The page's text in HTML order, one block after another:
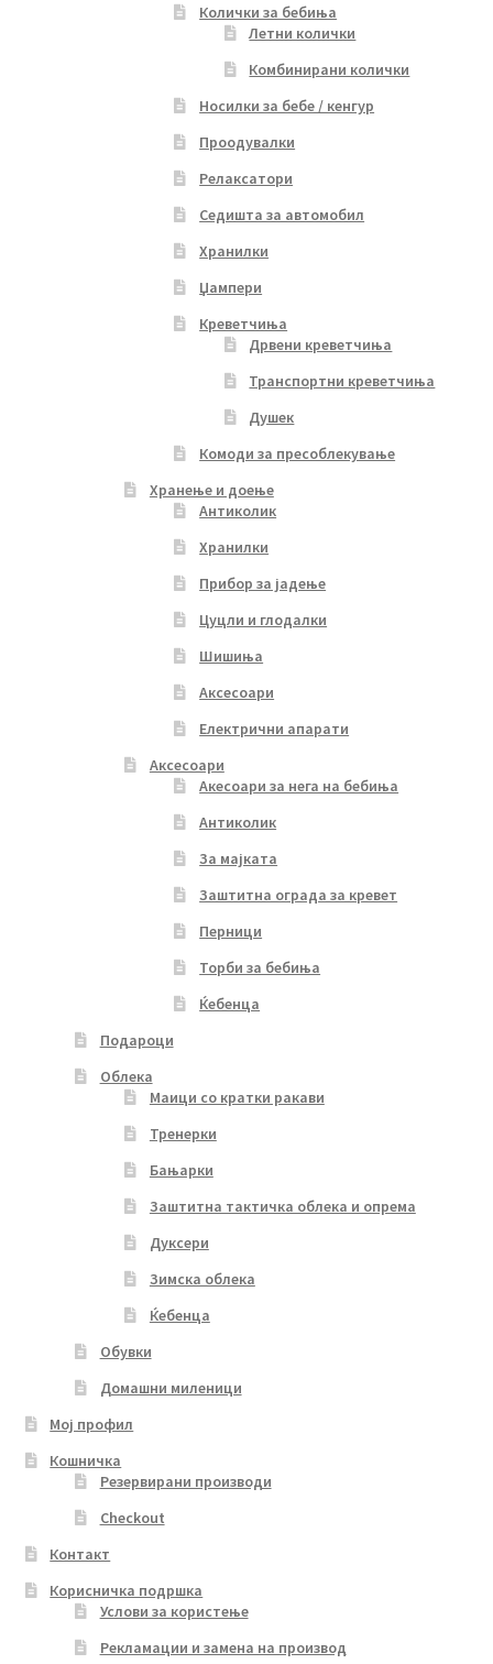
Колички за бебиња
Летни колички
Комбинирани колички
Носилки за бебе / кенгур
Проодувалки
Релаксатори
Седишта за автомобил
Хранилки
Џампери
Креветчиња
Дрвени креветчиња
Транспортни креветчиња
Душек
Комоди за пресоблекување
Хранење и доење
Антиколик
Хранилки
Прибор за јадење
Цуцли и глодалки
Шишиња
Аксесоари
Електрични апарати
Аксесоари
Акесоари за нега на бебиња
Антиколик
За мајката
Заштитна ограда за кревет
Перници
Торби за бебиња
Ќебенца
Подароци
Облека
Маици со кратки ракави
Тренерки
Бањарки
Заштитна тактичка облека и опрема
Дуксери
Зимска облека
Ќебенца
Обувки
Домашни миленици
Мој профил
Кошничка
Резервирани производи
Checkout
Контакт
Корисничка подршка
Услови за користење
Рекламации и замена на производ